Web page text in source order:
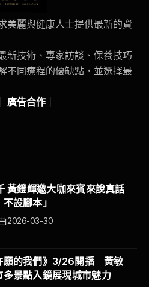
美麗與健康人士提供最新的資
新技術、專家訪談、保養技巧
不同療程的優缺點，並選擇最
廣告合作
黃鐙輝邀大咖來賓來說真話
不設腳本」
2026-03-30
願的我們》3/26開播 黃敏
多景點入鏡展現城市魅力